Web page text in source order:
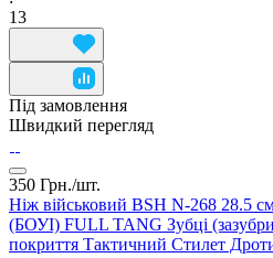
13
Під замовлення
Швидкий перегляд
350 Грн./шт.
Ніж військовий BSH N-268 28.5
(БОУІ) FULL TANG Зубці
покриття Тактичний Стилет